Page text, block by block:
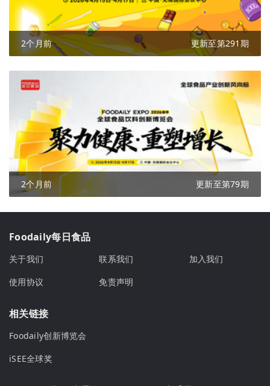
2个月前 更新至第291期
2个月前 更新至第79期
Foodaily每日食品
关于我们 联系我们
加入我们
使用协议
免责声明
相关链接
Foodaily创新博览会
iSEE全球奖